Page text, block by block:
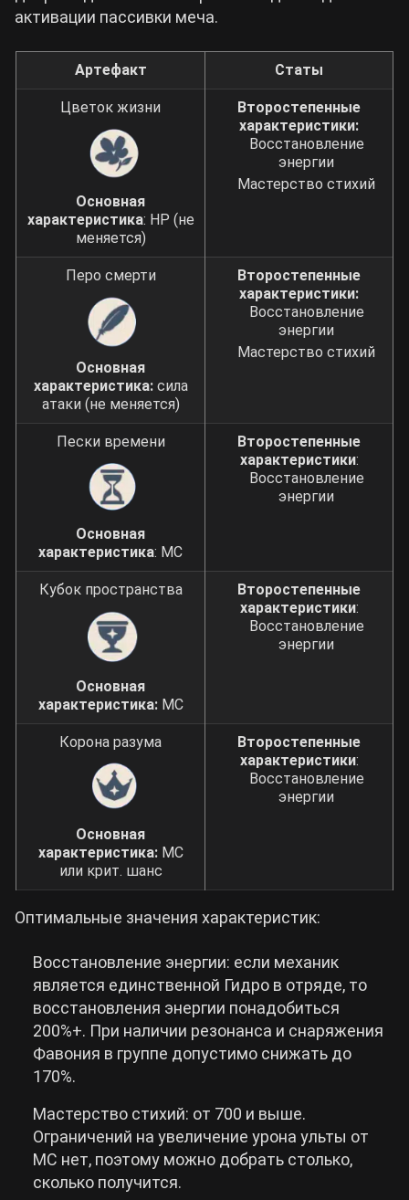
активации пассивки меча.
Артефакт Статы
Цветок жизни
Основная
характеристика: HP (не
меняется)
Второстепенные
характеристики:
Восстановление
энергии
Мастерство стихий
Перо смерти
Основная
характеристика:сила
атаки (не меняется)
Второстепенные
характеристики:
Восстановление
энергии
Мастерство стихий
Пески времени
Основная
характеристика: МС
Второстепенные
характеристики:
Восстановление
энергии
Кубок пространства
Основная
характеристика:МС
Второстепенные
характеристики:
Восстановление
энергии
Корона разума
Основная
характеристика:МС
или крит. шанс
Второстепенные
характеристики:
Восстановление
энергии
Оптимальные значения характеристик:
Восстановление энергии: если механик
является единственной Гидро в отряде, то
восстановления энергии понадобиться
200%+. При наличии резонанса и снаряжения
Фавония в группе допустимо снижать до
170%.
Мастерство стихий: от 700 и выше.
Ограничений на увеличение урона ульты от
МС нет, поэтому можно добрать столько,
сколько получится.